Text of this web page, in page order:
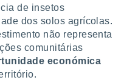
de insetos
dos solos agrícolas.
não representa
comunitárias
económica